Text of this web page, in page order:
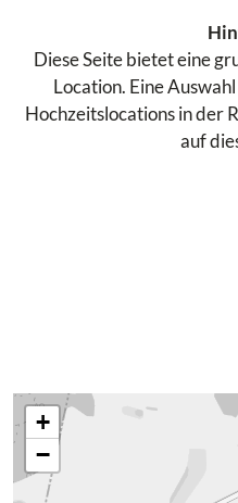
Diese Seite bietet eine
Location. Eine
Hochzeitslocations in der
auf
+
−